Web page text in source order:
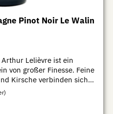
Pinot Noir Le Walin
Lelièvre ist ein
von großer Finesse. Feine
Kirsche verbinden sich
Am Gaumen
harmonisch, mit klarer
Abgang – ein